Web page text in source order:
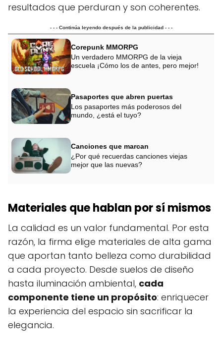
resultados que perduran y son coherentes.
- - - Continúa leyendo después de la publicidad - - -
Corepunk MMORPG
Un verdadero MMORPG de la vieja
escuela ¡Cómo los de antes, pero mejor!
Pasaportes que abren puertas
Los pasaportes más poderosos del
mundo, ¿está el tuyo?
Canciones que marcan
¿Por qué recuerdas canciones viejas
mejor que las nuevas?
Materiales que hablan por sí mismos
La calidad es un valor fundamental. Por esta
razón, la firma elige materiales de alta gama
que aportan tanto belleza como durabilidad
a cada proyecto. Desde suelos de diseño
hasta iluminación ambiental, cada
componente tiene un propósito: enriquecer
la experiencia del espacio sin sacrificar la
elegancia.